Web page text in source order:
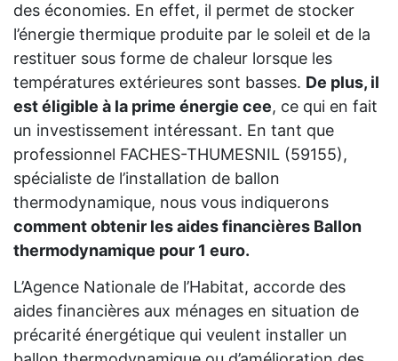
des économies. En effet, il permet de stocker
l’énergie thermique produite par le soleil et de la
restituer sous forme de chaleur lorsque les
températures extérieures sont basses. De plus, il
est éligible à la prime énergie cee, ce qui en fait
un investissement intéressant. En tant que
professionnel FACHES-THUMESNIL (59155),
spécialiste de l’installation de ballon
thermodynamique, nous vous indiquerons
comment obtenir les aides financières Ballon
thermodynamique pour 1 euro.
L’Agence Nationale de l’Habitat, accorde des
aides financières aux ménages en situation de
précarité énergétique qui veulent installer un